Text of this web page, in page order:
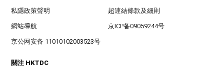
私隱政策聲明 超連結條款及細則
網站導航 京ICP备09059244号
京公网安备 11010102003523号
關注 HKTDC